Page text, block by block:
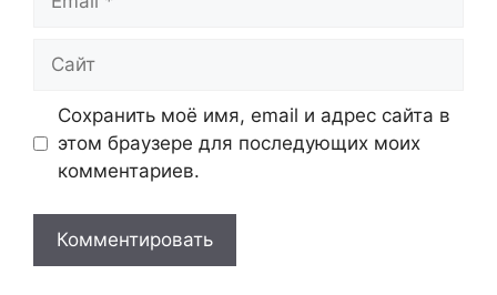
Сайт
Сохранить моё имя, email и адрес сайта в
этом браузере для последующих моих
комментариев.